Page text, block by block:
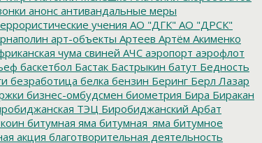
анонс антивандальные меры
учения АО "ДГК" АО "ДРСК"
арт-объекты Артеев Артём Акименко
чума свиней АЧС аэропорт аэрофлот
баскетбол Бастак Бастрыкин батут Бедность
безработица белка бензин Беринг Берл Лазар
бизнес-омбудсмен биометрия Бира Биракан
ТЭЦ Биробиджанский Арбат
битумная яма битумная_яма битумное
акция благотворительная деятельность